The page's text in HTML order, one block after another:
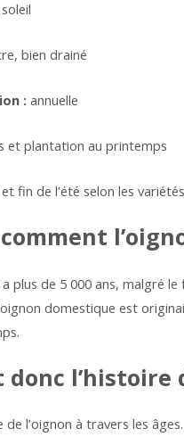
bien drainé
:annuelle
et plantation au printemps
fin de l’été selon les variétés
plus de 5 000 ans, malgré
domestique est
l’histoire
de l’oignon à travers les âges.